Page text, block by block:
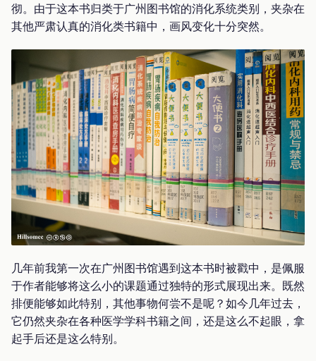
彻。由于这本书归类于广州图书馆的消化系统类别，夹杂在
其他严肃认真的消化类书籍中，画风变化十分突然。
几年前我第一次在广州图书馆遇到这本书时被戳中，是佩服
于作者能够将这么小的课题通过独特的形式展现出来。既然
排便能够如此特别，其他事物何尝不是呢？如今几年过去，
它仍然夹杂在各种医学学科书籍之间，还是这么不起眼，拿
起手后还是这么特别。